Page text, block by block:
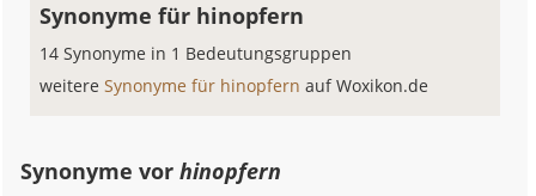
Synonyme für hinopfern
14 Synonyme in 1 Bedeutungsgruppen
weitereSynonyme für hinopfernauf Woxikon.de
Synonyme vorhinopfern